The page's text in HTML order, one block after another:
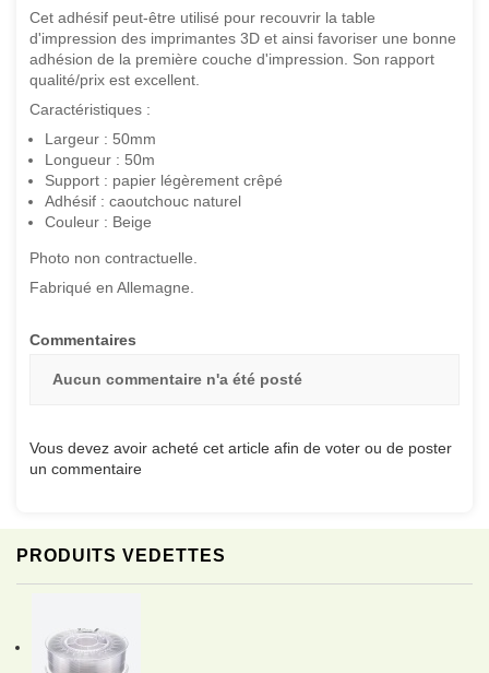
PRODUITS VEDETTES
Cet adhésif peut-être utilisé pour recouvrir la table
d'impression des imprimantes 3D et ainsi favoriser une bonne
adhésion de la première couche d'impression. Son rapport
qualité/prix est excellent.
Caractéristiques :
Largeur : 50mm
Longueur : 50m
Support : papier légèrement crêpé
Adhésif : caoutchouc naturel
Couleur : Beige
Photo non contractuelle.
Fabriqué en Allemagne.
Commentaires
Aucun commentaire n'a été posté
Vous devez avoir acheté cet article afin de voter ou de poster
un commentaire